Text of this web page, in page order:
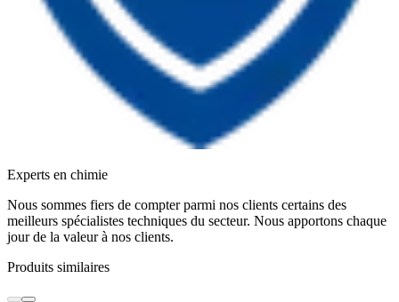
Experts en chimie
Nous sommes fiers de compter parmi nos clients certains des
meilleurs spécialistes techniques du secteur. Nous apportons chaque
jour de la valeur à nos clients.
Produits similaires